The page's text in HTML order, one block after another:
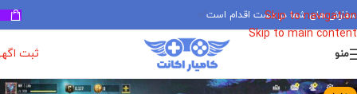
Skip to navigation
Skip to main content
سفارش های شما در دست اقدام است
منو ثبت